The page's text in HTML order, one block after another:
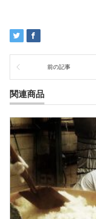
前の記事
関連商品